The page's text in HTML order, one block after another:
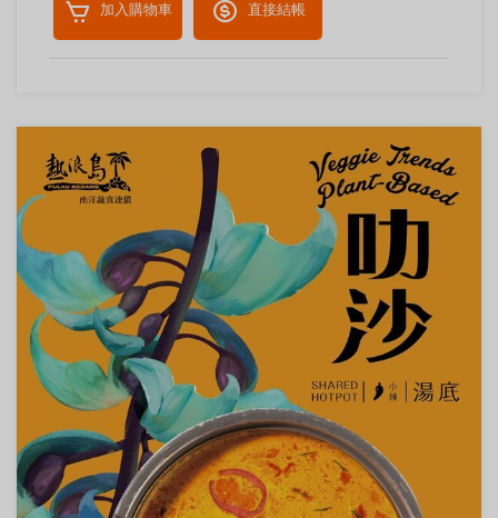
加入購物車 直接結帳